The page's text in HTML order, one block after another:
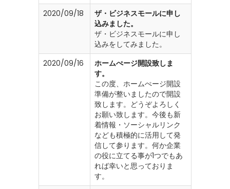
2020/09/18
ザ・ビジネスモールに申し
込みました。
ザ・ビジネスモールに申し
込みをしてみました。
2020/09/16
ホームぺージ開設致しま
す。
この度、ホームぺージ開設
準備が整いましたので開設
致します。どうぞよろしく
お願い致します。今後も新
着情報・ソーシャルリンク
なども積極的に活用して発
信して参ります。何か企業
の役に立てる事が1つでもあ
れば幸いと思っておりま
す。